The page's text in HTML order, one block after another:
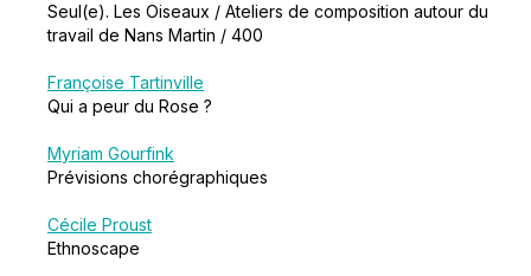
Seul(e). Les Oiseaux / Ateliers de composition autour du
travail de Nans Martin / 400
Françoise Tartinville
Qui a peur du Rose ?
Myriam Gourfink
Prévisions chorégraphiques
Cécile Proust
Ethnoscape